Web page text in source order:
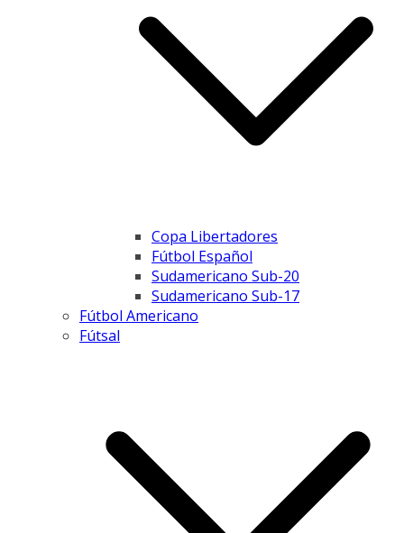
Copa Libertadores
Fútbol Español
Sudamericano Sub-20
Sudamericano Sub-17
Fútbol Americano
Fútsal